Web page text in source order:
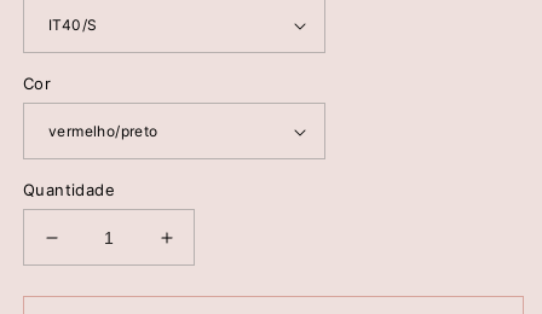
Cor
Quantidade
Diminuir
a
quantidade
Aumentar
a
quantidade